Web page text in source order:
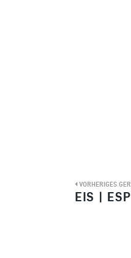
VORHERIGES
EIS |